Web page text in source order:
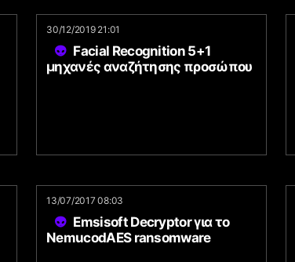
30/12/2019 21:01
Facial Recognition 5+1
μηχανές αναζήτησης προσώπου
13/07/2017 08:03
Emsisoft Decryptor για το
NemucodAES ransomware